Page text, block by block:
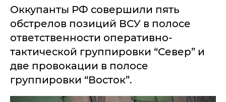
Оккупанты РФ совершили пять
обстрелов позиций ВСУ в полосе
ответственности оперативно-
тактической группировки “Север” и
две провокации в полосе
группировки “Восток”.